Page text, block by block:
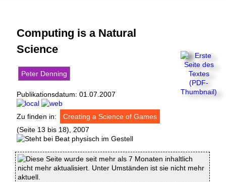
Computing is a Natural
Science
Peter Denning
Publikationsdatum: 01.07.2007
Zu finden in:
Creating a Science of Games
(Seite 13 bis 18), 2007
Diese Seite wurde seit mehr als 7 Monaten inhaltlich
nicht mehr aktualisiert. Unter Umständen ist sie nicht mehr
aktuell.